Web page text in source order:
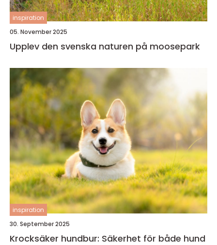
inspiration
05. November 2025
Upplev den svenska naturen på moosepark
inspiration
30. September 2025
Krocksäker hundbur: Säkerhet för både hund